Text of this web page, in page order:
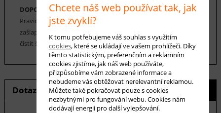
DOPORUČENÁ ÚDRŽBA:
Pravidelné vysávání nečistot z koberce, které zabrání jejich
zašlapání do koberce. Cca jednou za 12-18 měsíců je možné
čistit šamponováním.
Dotaz na produkt Hlídání ceny
Chcete náš web používat tak, jak
jste zvyklí?
K tomu potřebujeme váš souhlas s využitím
cookies, které se ukládají ve vašem prohlížeči. Díky
těmto statistickým, preferenčním a reklamním
cookies zjistíme, jak náš web používáte,
přizpůsobíme vám zobrazené informace a
nebudeme vás obtěžovat nerelevantní reklamou.
Můžete také pokračovat pouze s cookies
nezbytnými pro fungování webu. Cookies nám
dodávají energii pro další vylepšování.